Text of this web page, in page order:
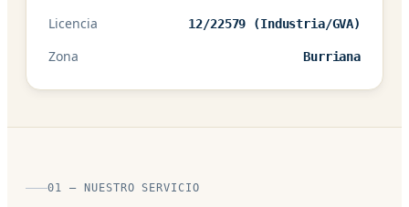
Licencia 12/22579 (Industria/GVA)
Zona Burriana
01 — NUESTRO SERVICIO